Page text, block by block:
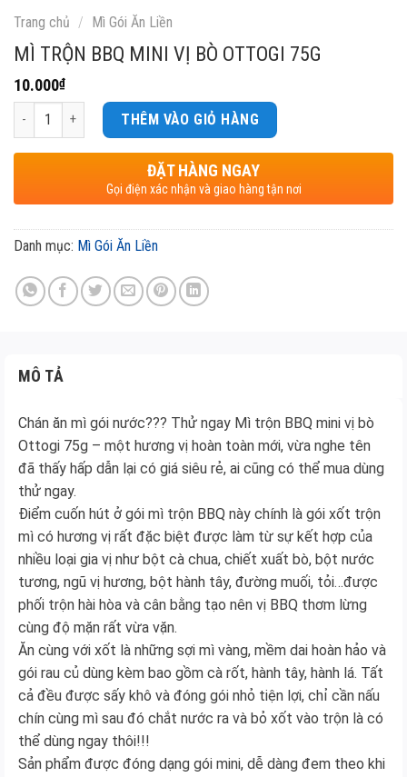
Trang chủ / Mì Gói Ăn Liền
MÌ TRỘN BBQ MINI VỊ BÒ OTTOGI 75G
10.000₫
Số lượng THÊM VÀO GIỎ HÀNG
ĐẶT HÀNG NGAY
Gọi điện xác nhận và giao hàng tận nơi
Danh mục: Mì Gói Ăn Liền
MÔ TẢ
Chán ăn mì gói nước??? Thử ngay Mì trộn BBQ mini vị bò
Ottogi 75g – một hương vị hoàn toàn mới, vừa nghe tên
đã thấy hấp dẫn lại có giá siêu rẻ, ai cũng có thể mua dùng
thử ngay.
Điểm cuốn hút ở gói mì trộn BBQ này chính là gói xốt trộn
mì có hương vị rất đặc biệt được làm từ sự kết hợp của
nhiều loại gia vị như bột cà chua, chiết xuất bò, bột nước
tương, ngũ vị hương, bột hành tây, đường muối, tỏi…được
phối trộn hài hòa và cân bằng tạo nên vị BBQ thơm lừng
cùng độ mặn rất vừa vặn.
Ăn cùng với xốt là những sợi mì vàng, mềm dai hoàn hảo và
gói rau củ dùng kèm bao gồm cà rốt, hành tây, hành lá. Tất
cả đều được sấy khô và đóng gói nhỏ tiện lợi, chỉ cần nấu
chín cùng mì sau đó chắt nước ra và bỏ xốt vào trộn là có
thể dùng ngay thôi!!!
Sản phẩm được đóng dạng gói mini, dễ dàng đem theo khi